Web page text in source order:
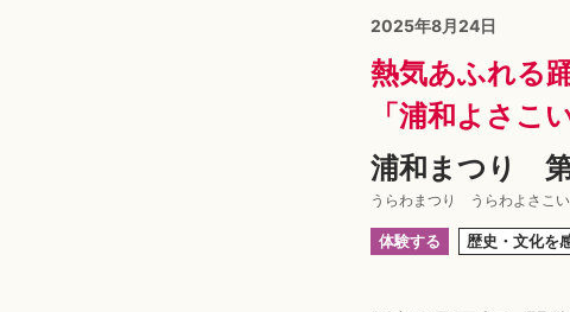
2025年8月24日
熱気あふれる
「浦和よさこ
浦和まつり 第
うらわまつり うらわよさこい
体験する 歴史・文化を